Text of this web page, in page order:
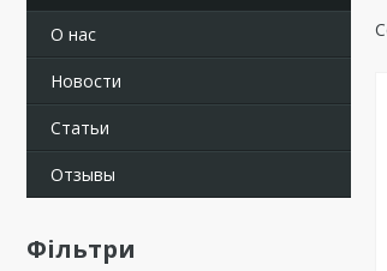
О нас
Новости
Статьи
Отзывы
Фільтри